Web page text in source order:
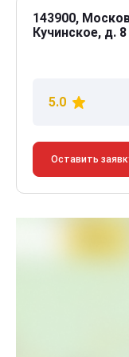
143900,
Кучинское, д. 8
5.0
Оставить